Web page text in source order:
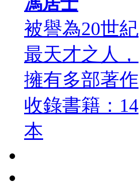
被譽為20世紀
最天才之人，
擁有多部著作
收錄書籍：14
本